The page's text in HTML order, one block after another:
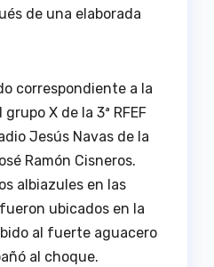
de una elaborada
correspondiente a la
X de la 3ª RFEF
Jesús Navas de la
Ramón Cisneros.
albiazules en las
ubicados en la
al fuerte aguacero
al choque.